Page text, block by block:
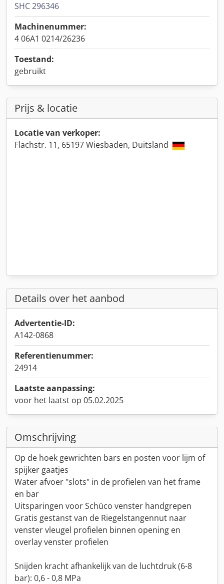
SHC 296346
Machinenummer:
4 06A1 0214/26236
Toestand:
gebruikt
Prijs & locatie
Locatie van verkoper:
Flachstr. 11, 65197 Wiesbaden, Duitsland
Details over het aanbod
Advertentie-ID:
A142-0868
Referentienummer:
24914
Laatste aanpassing:
voor het laatst op 05.02.2025
Omschrijving
Op de hoek gewrichten bars en posten voor lijm of
spijker gaatjes
Water afvoer "slots" in de profielen van het frame
en bar
Uitsparingen voor Schüco venster handgrepen
Gratis gestanst van de Riegelstangennut naar
venster vleugel profielen binnen opening en
overlay venster profielen
Snijden kracht afhankelijk van de luchtdruk (6-8
bar): 0,6 - 0,8 MPa